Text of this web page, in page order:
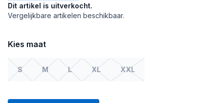
Dit artikel is uitverkocht.
Vergelijkbare artikelen beschikbaar.
Kies maat
S M L XL XXL